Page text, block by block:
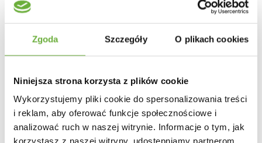
Zgoda Szczegóły O plikach cookies
Niniejsza strona korzysta z plików cookie
Wykorzystujemy pliki cookie do spersonalizowania treści
i reklam, aby oferować funkcje społecznościowe i
analizować ruch w naszej witrynie. Informacje o tym, jak
korzystasz z naszej witryny, udostępniamy partnerom
LAMPA STOŁOWA DRIFTWOOD BRĄZOWA
218,25 zł245,22 zł -11%